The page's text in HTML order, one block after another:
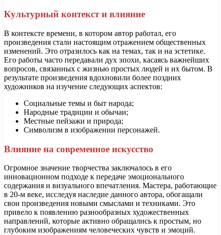
Культурный контекст и влияние
В контексте времени, в котором автор работал, его
произведения стали настоящим отражением общественных
изменений. Это отразилось как на темах, так и на эстетике.
Его работы часто передавали дух эпохи, касаясь важнейших
вопросов, связанных с жизнью простых людей и их бытом. В
результате произведения вдохновили более поздних
художников на изучение следующих аспектов:
Социальные темы и быт народа;
Народные традиции и обычаи;
Местные пейзажи и природа;
Символизм в изображении персонажей.
Влияние на современное искусство
Огромное значение творчества заключалось в его
инновационном подходе к передаче эмоционального
содержания и визуального впечатления. Мастера, работающие
в 20-м веке, исследуя наследие данного автора, обогащали
свои произведения новыми смыслами и техниками. Это
привело к появлению разнообразных художественных
направлений, которые активно обращались к простым, но
глубоким изображениям человеческих чувств и эмоций.